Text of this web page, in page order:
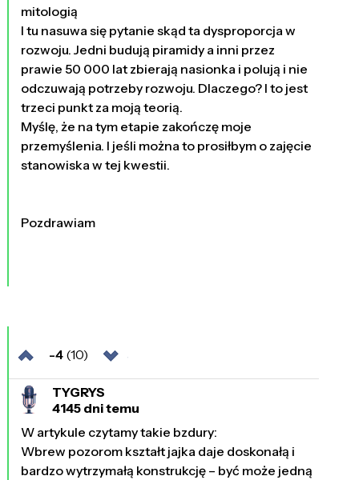
mitologią
I tu nasuwa się pytanie skąd ta dysproporcja w
rozwoju. Jedni budują piramidy a inni przez
prawie 50 000 lat zbierają nasionka i polują i nie
odczuwają potrzeby rozwoju. Dlaczego? I to jest
trzeci punkt za moją teorią.
Myślę, że na tym etapie zakończę moje
przemyślenia. I jeśli można to prosiłbym o zajęcie
stanowiska w tej kwestii.
Pozdrawiam
-4(10)
TYGRYS
4145 dni temu
W artykule czytamy takie bzdury:
Wbrew pozorom kształt jajka daje doskonałą i
bardzo wytrzymałą konstrukcję – być może jedną